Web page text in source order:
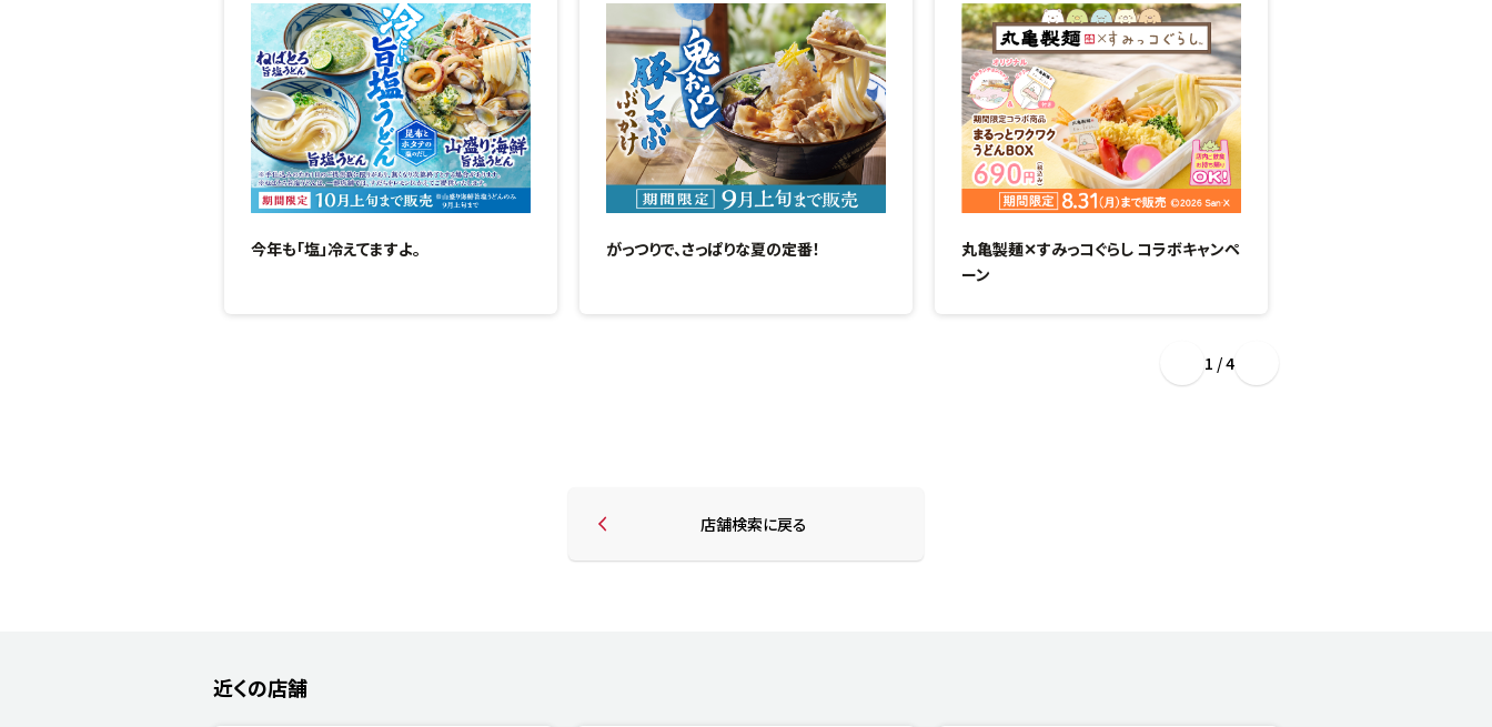
今年も「塩」冷えてますよ。 がっつりで、さっぱりな夏の定番！
丸亀製麺✕すみっコぐらし コラボキャンペ
ーン
1 / 4
店舗検索に戻る
近くの店舗